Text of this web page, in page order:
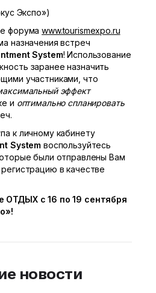
Экспо»)
форумаwww.tourismexpo.ru
назначения встреч
System! Использование
заранее назначить
участниками, что
эффект
и оптимально спланировать
к личному кабинету
System воспользуйтесь
были отправлены Вам
в качестве
с 16 по 19 сентября
новости